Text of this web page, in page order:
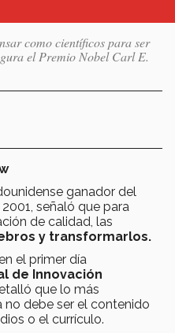
como científicos para ser
el Premio Nobel Carl E.
ganador del
señaló que para
de calidad, las
y transformarlos.
el primer día
de Innovación
que lo más
debe ser el contenido
o el currículo.